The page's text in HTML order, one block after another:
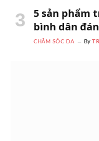
5 sản phẩm
bình dân
CHĂM SÓC DA By